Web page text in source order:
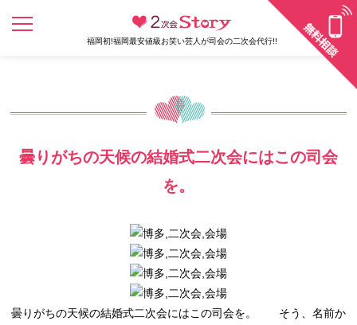
福岡初!福岡最安値級お笑い芸人が司会の二次会代行!!
曇りがちの天候の結婚式二次会にはこの司会
を。
曇りがちの天候の結婚式二次会にはこの司会を。 そう、名前か